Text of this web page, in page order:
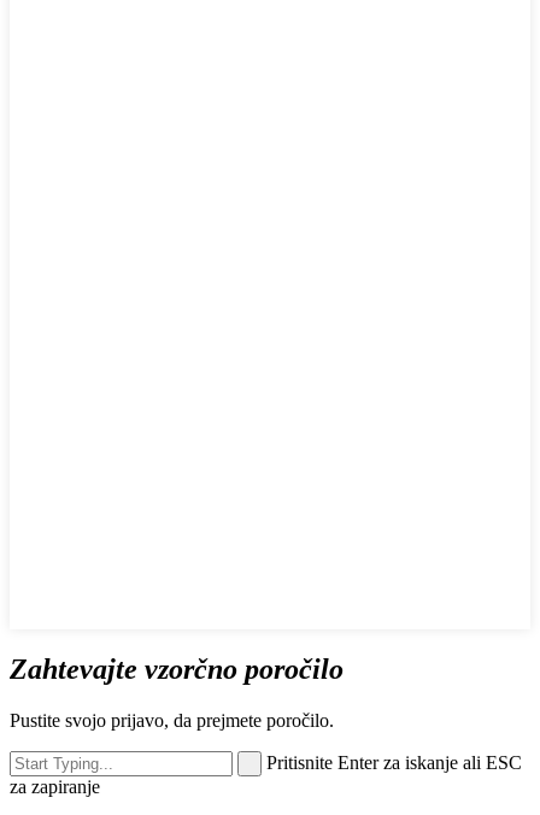
Zahtevajte vzorčno poročilo
Pustite svojo prijavo, da prejmete poročilo.
Pritisnite Enter za iskanje ali ESC
za zapiranje